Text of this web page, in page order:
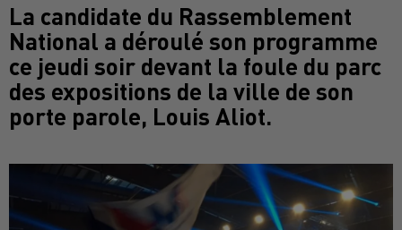
La candidate du Rassemblement
National a déroulé son programme
ce jeudi soir devant la foule du parc
des expositions de la ville de son
porte parole, Louis Aliot.